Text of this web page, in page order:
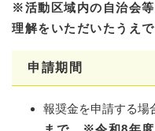
※活動区域内の自治会
理解をいただいたうえ
申請期間
報奨金を申請する場